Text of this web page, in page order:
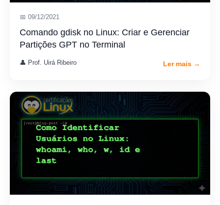
📅 09/12/2021
Comando gdisk no Linux: Criar e Gerenciar
Partições GPT no Terminal
👤 Prof. Uirá Ribeiro Ler mais →